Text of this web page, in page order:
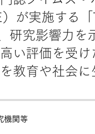
が実施する
研究影響力
い評価を受
教育や社会に
機関等